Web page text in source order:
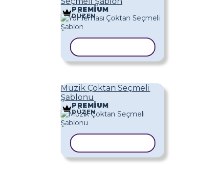
PREMIUM
DÜZEN
Müzik Çoktan Seçmeli
Şablonu
PREMIUM
DÜZEN